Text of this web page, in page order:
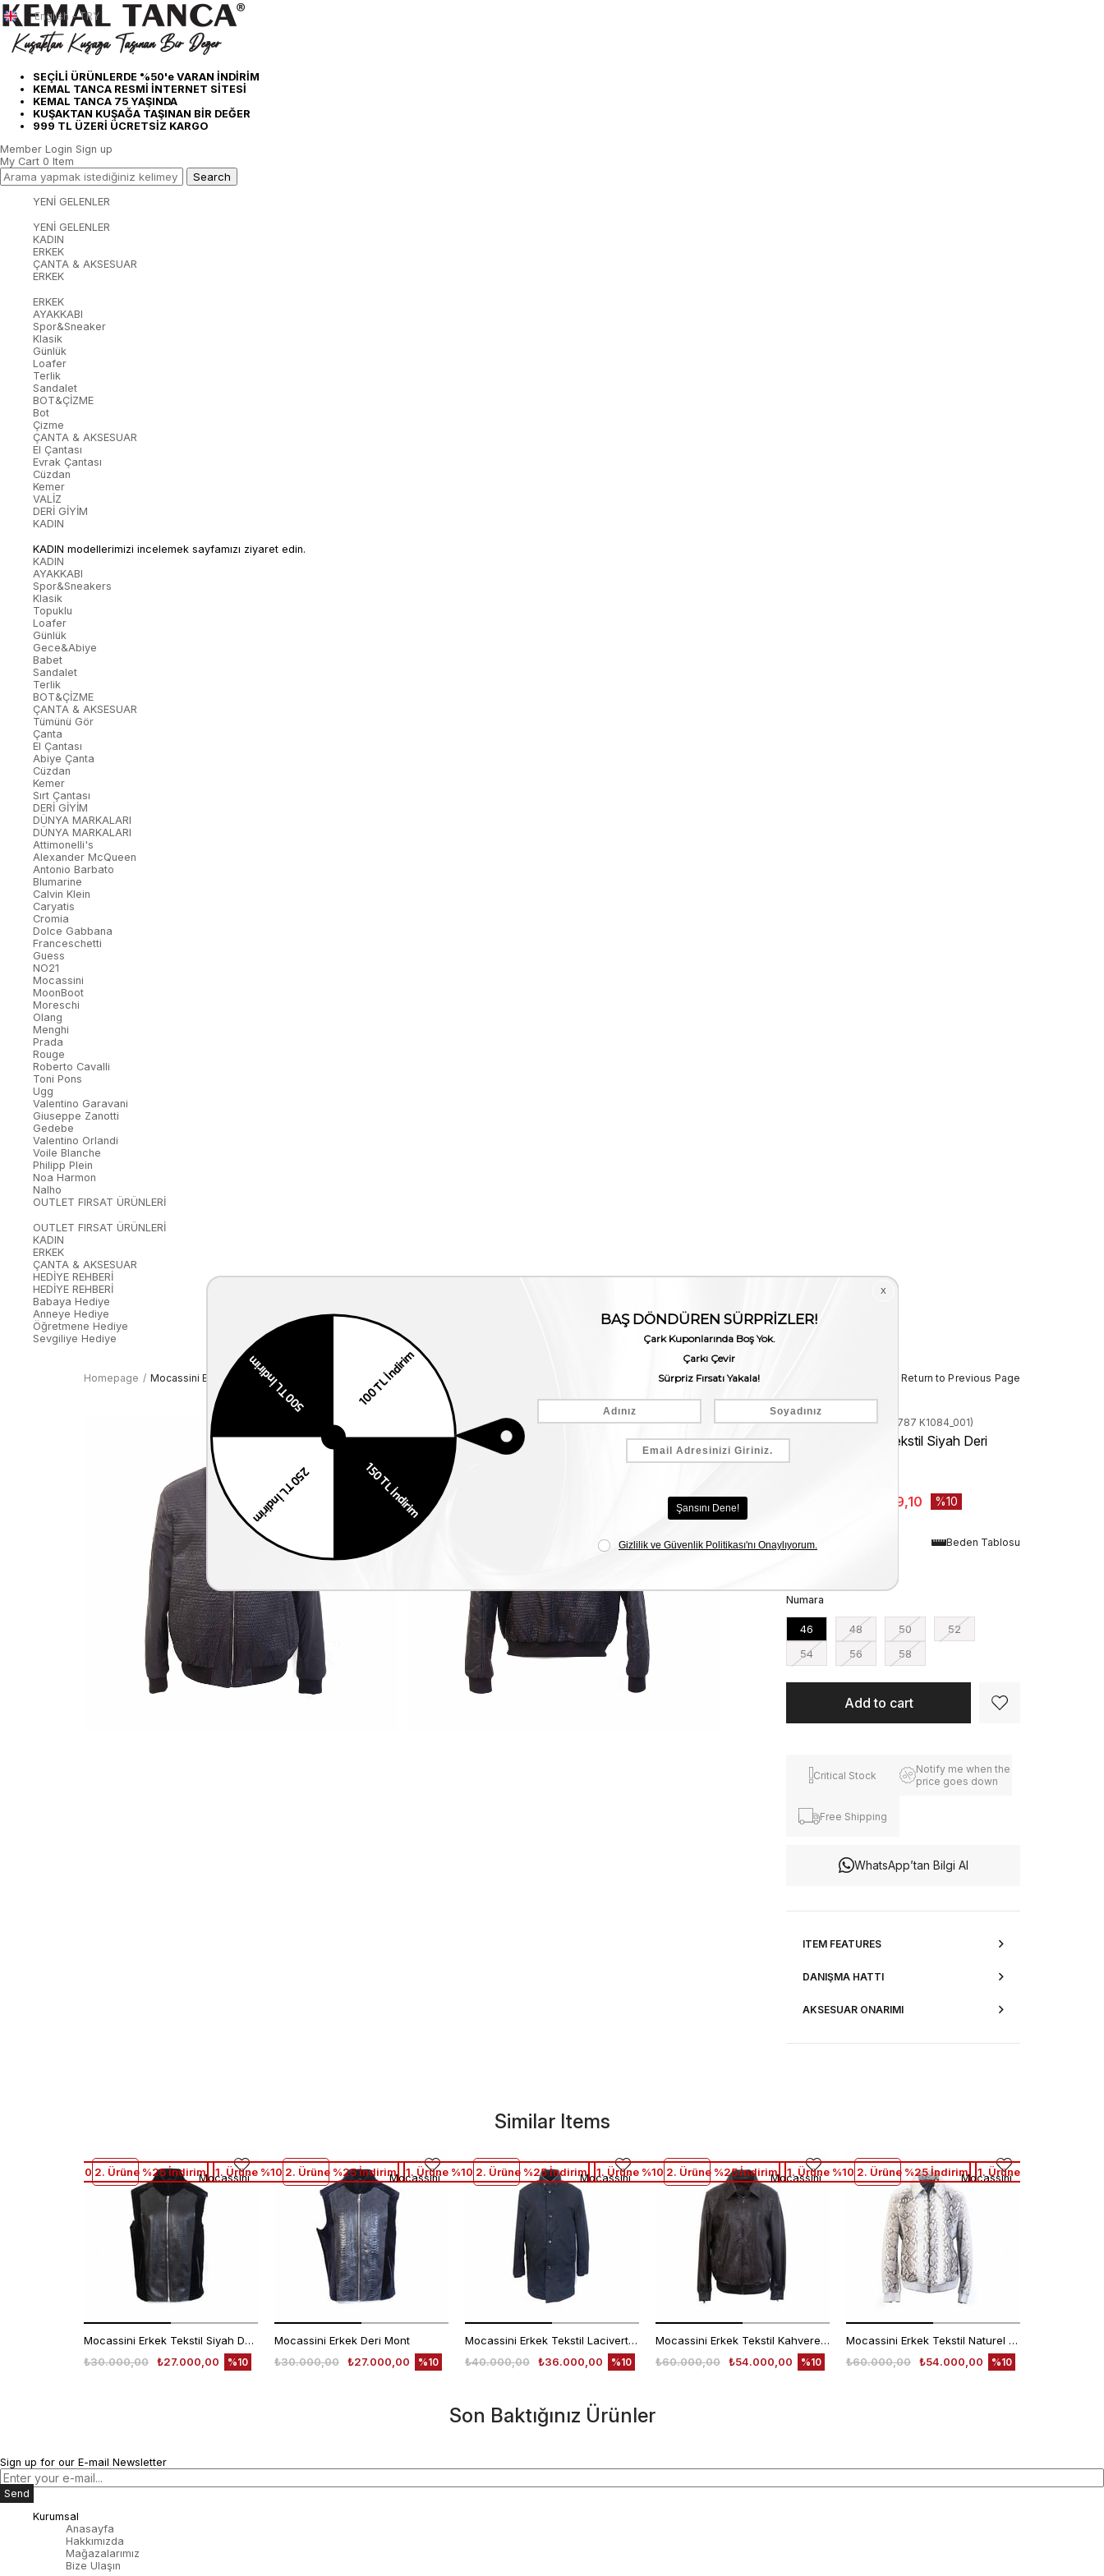
SEÇİLİ ÜRÜNLERDE %50'e VARAN İNDİRİM
KEMAL TANCA RESMİ İNTERNET SİTESİ
KEMAL TANCA 75 YAŞINDA
KUŞAKTAN KUŞAĞA TAŞINAN BİR DEĞER
999 TL ÜZERİ ÜCRETSİZ KARGO
English - TRY
Member Login Sign up
My Cart 0 Item
YENİ GELENLER
YENİ GELENLER
KADIN
ERKEK
ÇANTA & AKSESUAR
ERKEK
ERKEK
AYAKKABI
Spor&Sneaker
Klasik
Günlük
Loafer
Terlik
Sandalet
BOT&ÇİZME
Bot
Çizme
ÇANTA & AKSESUAR
El Çantası
Evrak Çantası
Cüzdan
Kemer
VALİZ
DERİ GİYİM
KADIN
KADIN modellerimizi incelemek sayfamızı ziyaret edin.
KADIN
AYAKKABI
Spor&Sneakers
Klasik
Topuklu
Loafer
Günlük
Gece&Abiye
Babet
Sandalet
Terlik
BOT&ÇİZME
ÇANTA & AKSESUAR
Tümünü Gör
Çanta
El Çantası
Abiye Çanta
Cüzdan
Kemer
Sırt Çantası
DERİ GİYİM
DÜNYA MARKALARI
DÜNYA MARKALARI
Attimonelli's
Alexander McQueen
Antonio Barbato
Blumarine
Calvin Klein
Caryatis
Cromia
Dolce Gabbana
Franceschetti
Guess
NO21
Mocassini
MoonBoot
Moreschi
Olang
Menghi
Prada
Rouge
Roberto Cavalli
Toni Pons
Ugg
Valentino Garavani
Giuseppe Zanotti
Gedebe
Valentino Orlandi
Voile Blanche
Philipp Plein
Noa Harmon
Nalho
OUTLET FIRSAT ÜRÜNLERİ
OUTLET FIRSAT ÜRÜNLERİ
KADIN
ERKEK
ÇANTA & AKSESUAR
HEDİYE REHBERİ
HEDİYE REHBERİ
Babaya Hediye
Anneye Hediye
Öğretmene Hediye
Sevgiliye Hediye
Homepage Mocassini Erkek Tekstil Siyah Deri Mont < < Return to Previous Page
Stock Code (230MCE787 K1084_001)
Mocassini Erkek Tekstil Siyah Deri
Mont
₺3.149,10 10
Beden Tablosu
Renk
Numara
46 48 50
52
54
56 58
Critical Stock
Notify me when the
price goes down
Free Shipping
WhatsApp’tan Bilgi Al
ITEM FEATURES
DANIŞMA HATTI
AKSESUAR ONARIMI
Similar Items
Mocassini Erkek Tekstil Siyah Deri Mont
₺27.000,00
₺30.000,00 %10
1. Ürüne %10 2. Ürüne %25 İndirimMocassini
Mocassini Erkek Deri Mont
₺27.000,00
₺30.000,00 %10
1. Ürüne %10 2. Ürüne %25 İndirimMocassini
Mocassini Erkek Tekstil Lacivert Deri Mont
₺36.000,00
₺40.000,00 %10
1. Ürüne %10 2. Ürüne %25 İndirimMocassini
Mocassini Erkek Tekstil Kahverengi Deri Mont
₺54.000,00
₺60.000,00 %10
1. Ürüne %10 2. Ürüne %25 İndirimMocassini
Mocassini Erkek Tekstil Naturel Deri Mont
₺54.000,00
₺60.000,00 %10
1. Ürüne %10 2. Ürüne %25 İndirimMocassini
1. Ürüne %10 2. Ürüne
Son Baktığınız Ürünler
Sign up for our E-mail Newsletter
Send
Kurumsal
Anasayfa
Hakkımızda
Mağazalarımız
Bize Ulaşın